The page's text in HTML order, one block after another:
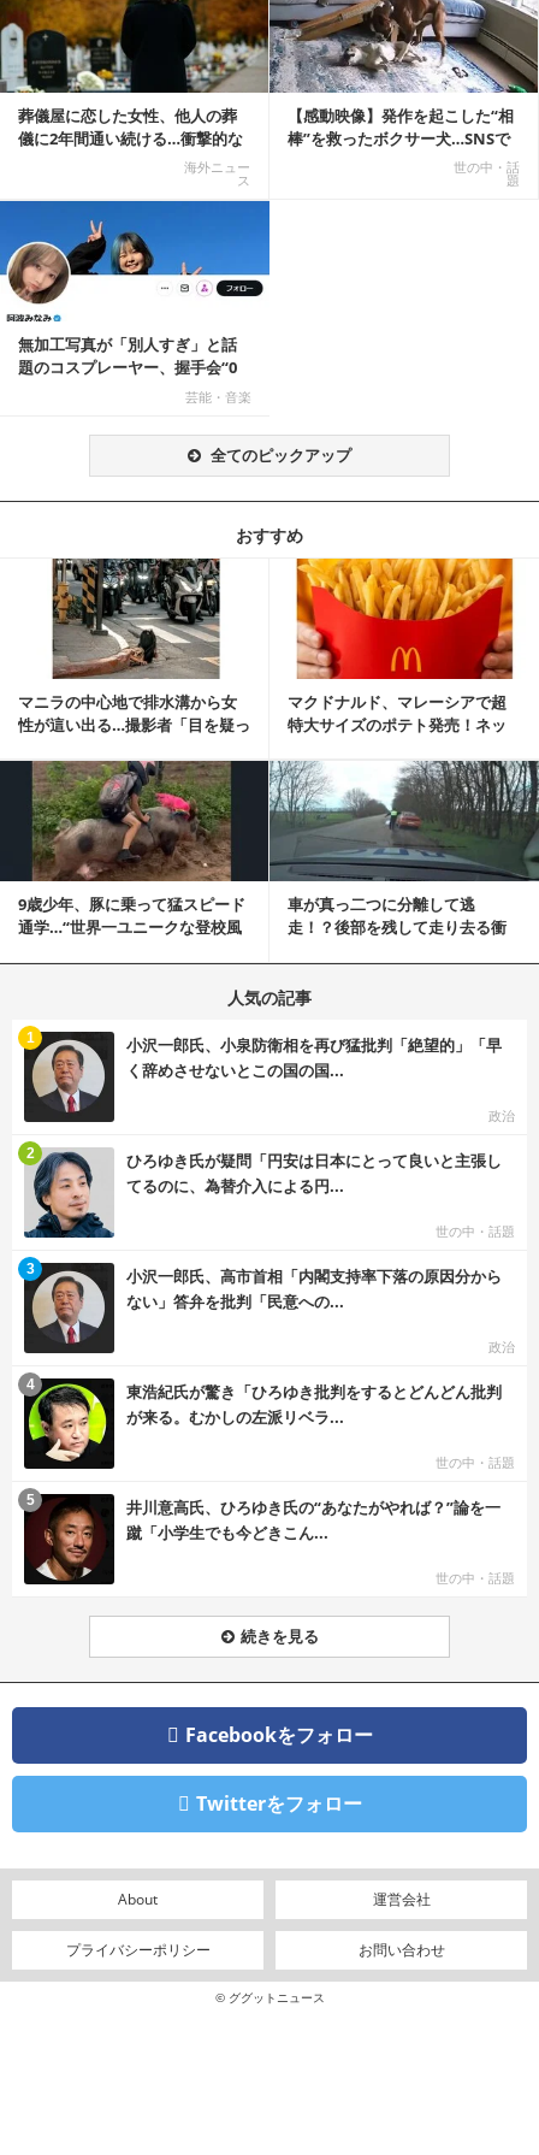
葬儀屋に恋した女性、他人の葬
儀に2年間通い続ける…衝撃的な
海外ニュー
ス
【感動映像】発作を起こした“相
棒”を救ったボクサー犬…SNSで
世の中・話
題
無加工写真が「別人すぎ」と話
題のコスプレーヤー、握手会“0
芸能・音楽
全てのピックアップ
おすすめ
マニラの中心地で排水溝から女
性が這い出る…撮影者「目を疑っ
マクドナルド、マレーシアで超
特大サイズのポテト発売！ネッ
記事を読む
9歳少年、豚に乗って猛スピード
通学…“世界一ユニークな登校風
車が真っ二つに分離して逃
走！？後部を残して走り去る衝
記事を読む
人気の記事
小沢一郎氏、小泉防衛相を再び猛批判「絶望的」「早
く辞めさせないとこの国の国...
政治
1
ひろゆき氏が疑問「円安は日本にとって良いと主張し
てるのに、為替介入による円...
世の中・話題
2
小沢一郎氏、高市首相「内閣支持率下落の原因分から
ない」答弁を批判「民意への...
政治
3
東浩紀氏が驚き「ひろゆき批判をするとどんどん批判
が来る。むかしの左派リベラ...
世の中・話題
4
井川意高氏、ひろゆき氏の“あなたがやれば？”論を一
蹴「小学生でも今どきこん...
世の中・話題
5
続きを見る
Facebookをフォロー
Twitterをフォロー
About 運営会社
プライバシーポリシー お問い合わせ
© ググットニュース